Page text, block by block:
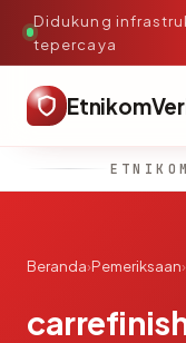
Didukung
tepercaya
Beranda›Pemeriksaan›